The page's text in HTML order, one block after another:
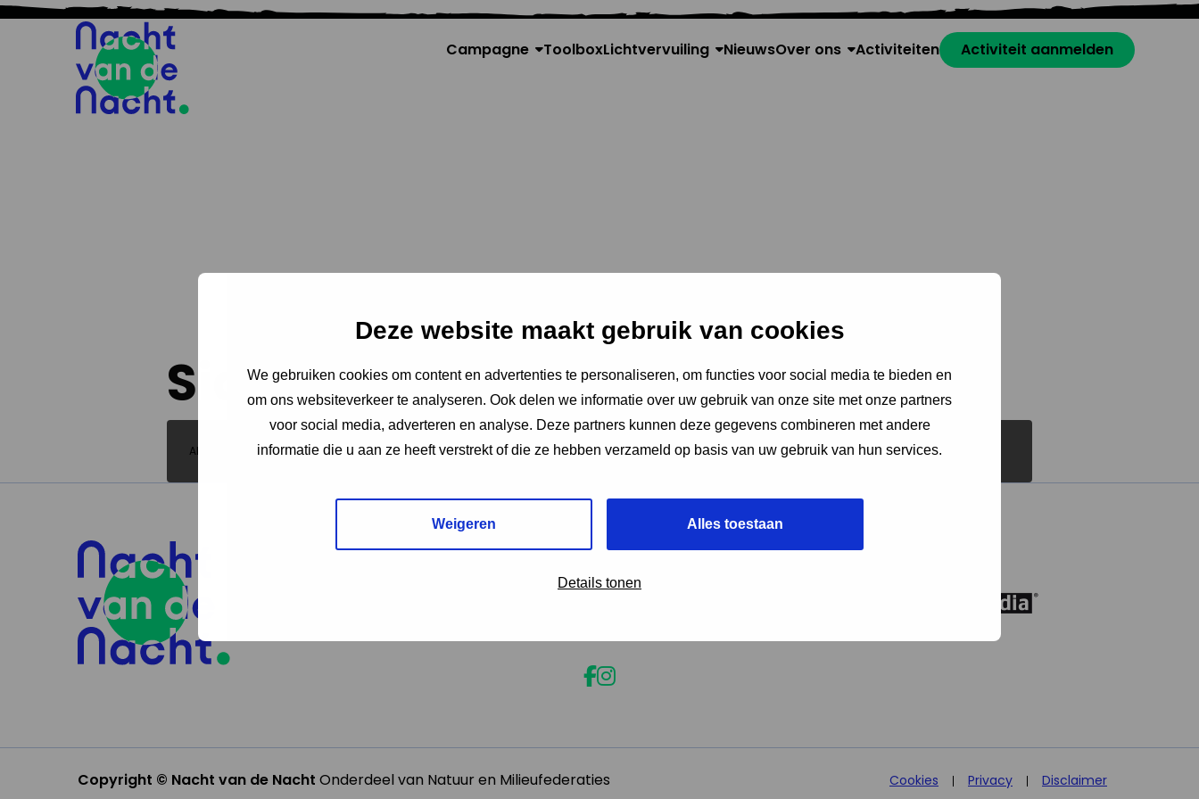
Deze website maakt gebruik van cookies
We gebruiken cookies om content en advertenties te personaliseren, om functies voor social media te bieden en
om ons websiteverkeer te analyseren. Ook delen we informatie over uw gebruik van onze site met onze partners
voor social media, adverteren en analyse. Deze partners kunnen deze gegevens combineren met andere
informatie die u aan ze heeft verstrekt of die ze hebben verzameld op basis van uw gebruik van hun services.
Weigeren Alles toestaan
Details tonen
Campagne ToolboxLichtvervuiling NieuwsOver ons Activiteiten Activiteit aanmelden
Sidal Gokalp
All the lights inside the home!
Copyright © Nacht van de Nacht Onderdeel van Natuur en Milieufederaties Cookies Privacy Disclaimer